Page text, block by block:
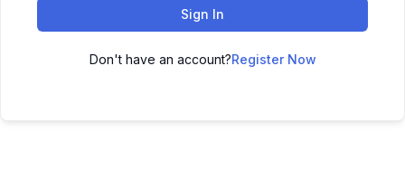
Sign In
Don't have an account?Register Now